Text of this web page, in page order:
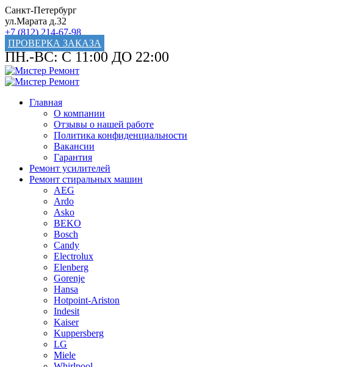
Санкт-Петербург
ул.Марата д.32
+7 (812) 214-67-98
ПРОВЕРКА ЗАКАЗА
ПН.-ВС: С 11:00 ДО 22:00
Главная
О компании
Отзывы о нашей работе
Политика конфиденциальности
Вакансии
Гарантия
Ремонт усилителей
Ремонт стиральных машин
AEG
Ardo
Asko
BEKO
Bosch
Candy
Electrolux
Elenberg
Gorenje
Hansa
Hotpoint-Ariston
Indesit
Kaiser
Kuppersberg
LG
Miele